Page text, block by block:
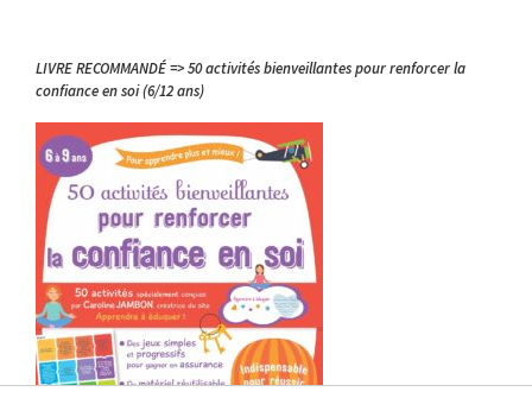
LIVRE RECOMMANDÉ => 50 activités bienveillantes pour renforcer la
confiance en soi (6/12 ans)